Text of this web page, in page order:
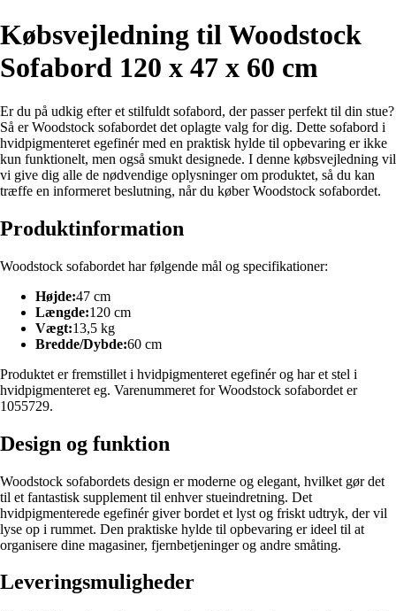
Købsvejledning til Woodstock
Sofabord 120 x 47 x 60 cm
Er du på udkig efter et stilfuldt sofabord, der passer perfekt til din stue?
Så er Woodstock sofabordet det oplagte valg for dig. Dette sofabord i
hvidpigmenteret egefinér med en praktisk hylde til opbevaring er ikke
kun funktionelt, men også smukt designede. I denne købsvejledning vil
vi give dig alle de nødvendige oplysninger om produktet, så du kan
træffe en informeret beslutning, når du køber Woodstock sofabordet.
Produktinformation
Woodstock sofabordet har følgende mål og specifikationer:
Højde:47 cm
Længde:120 cm
Vægt:13,5 kg
Bredde/Dybde:60 cm
Produktet er fremstillet i hvidpigmenteret egefinér og har et stel i
hvidpigmenteret eg. Varenummeret for Woodstock sofabordet er
1055729.
Design og funktion
Woodstock sofabordets design er moderne og elegant, hvilket gør det
til et fantastisk supplement til enhver stueindretning. Det
hvidpigmenterede egefinér giver bordet et lyst og friskt udtryk, der vil
lyse op i rummet. Den praktiske hylde til opbevaring er ideel til at
organisere dine magasiner, fjernbetjeninger og andre småting.
Leveringsmuligheder